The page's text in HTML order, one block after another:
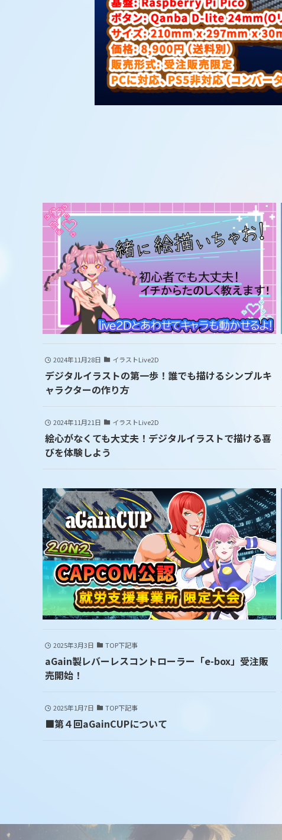
2024年11月28日 イラストLive2D
デジタルイラストの第一歩！誰でも描けるシンプルキ
ャラクターの作り方
2024年11月21日 イラストLive2D
絵心がなくても大丈夫！デジタルイラストで描ける喜
びを体験しよう
2025年3月3日 TOP下記事
aGain製レバーレスコントローラー「e-box」受注販
売開始！
2025年1月7日 TOP下記事
■第４回aGainCUPについて